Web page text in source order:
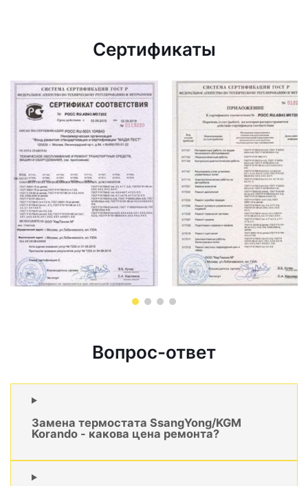
Сертификаты
Вопрос-ответ
Замена термостата SsangYong/KGM
Korando - какова цена ремонта?